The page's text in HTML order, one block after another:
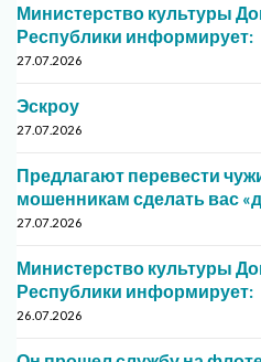
Министерство культуры
Республики информирует:
27.07.2026
Эскроу
27.07.2026
Предлагают перевести
мошенникам сделать вас
27.07.2026
Министерство культуры
Республики информирует:
26.07.2026